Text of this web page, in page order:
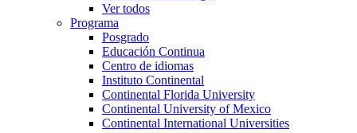
Ver todos
Programa
Posgrado
Educación Continua
Centro de idiomas
Instituto Continental
Continental Florida University
Continental University of Mexico
Continental International Universities